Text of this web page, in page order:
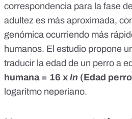
correspondencia para la fase
adultez es más aproximada,
genómica ocurriendo más
humanos. El estudio propone
traducir la edad de un perro a
humana = 16 x ln (Edad
logaritmo neperiano.